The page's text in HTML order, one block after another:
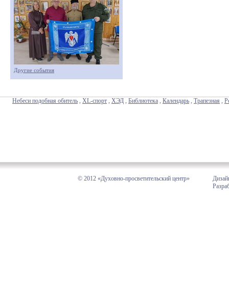
Другие события
Небеси подобная обитель , XL-спорт , ХЭД , Библиотека , Календарь , Трапезная ,
© 2012 «Духовно-просветительский центр»